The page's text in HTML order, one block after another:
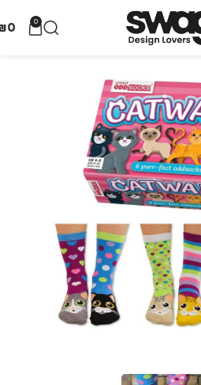
0
0